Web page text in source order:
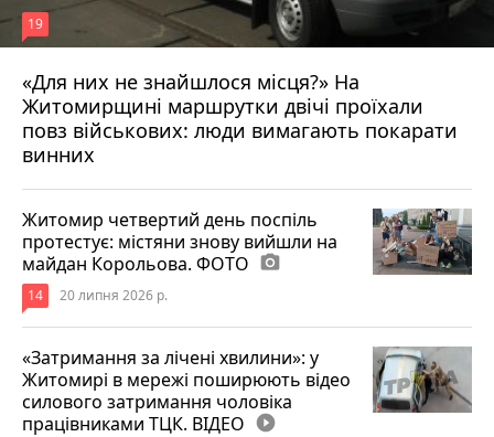
«Для них не знайшлося місця?» На
Житомирщині маршрутки двічі проїхали
повз військових: люди вимагають покарати
винних
19
17 липня 2026 р.
Житомир четвертий день поспіль
протестує: містяни знову вийшли на
майдан Корольова. ФОТО photo_camera
14 20 липня 2026 р.
«Затримання за лічені хвилини»: у
Житомирі в мережі поширюють відео
силового затримання чоловіка
працівниками ТЦК. ВІДЕО play_circle_filled